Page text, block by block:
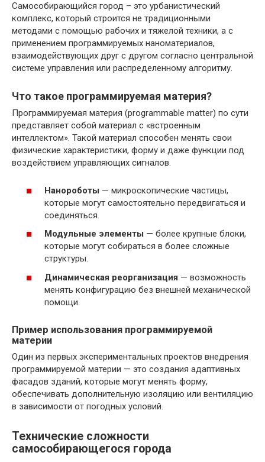
Самособирающийся город – это урбанистический
комплекс, который строится не традиционными
методами с помощью рабочих и тяжелой техники, а с
применением программируемых наноматериалов,
взаимодействующих друг с другом согласно центральной
системе управления или распределенному алгоритму.
Что такое программируемая материя?
Программируемая материя (programmable matter) по сути
представляет собой материал с «встроенным
интеллектом». Такой материал способен менять свои
физические характеристики, форму и даже функции под
воздействием управляющих сигналов.
Нанороботы — микроскопические частицы,
которые могут самостоятельно передвигаться и
соединяться.
Модульные элементы — более крупные блоки,
которые могут собираться в более сложные
структуры.
Динамическая реорганизация — возможность
менять конфигурацию без внешней механической
помощи.
Пример использования программируемой
материи
Один из первых экспериментальных проектов внедрения
программируемой материи — это создания адаптивных
фасадов зданий, которые могут менять форму,
обеспечивать дополнительную изоляцию или вентиляцию
в зависимости от погодных условий.
Технические сложности
самособирающегося города